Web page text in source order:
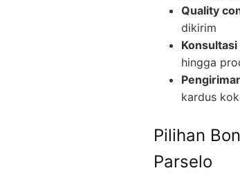
Quality
dikirim
hingga
kardus
Pilihan
Parselo